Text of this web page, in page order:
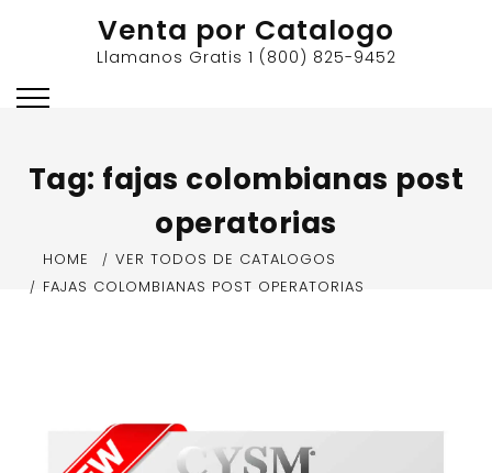
Venta por Catalogo
Llamanos Gratis 1 (800) 825-9452
Tag: fajas colombianas post
operatorias
HOME
VER TODOS DE CATALOGOS
FAJAS COLOMBIANAS POST OPERATORIAS